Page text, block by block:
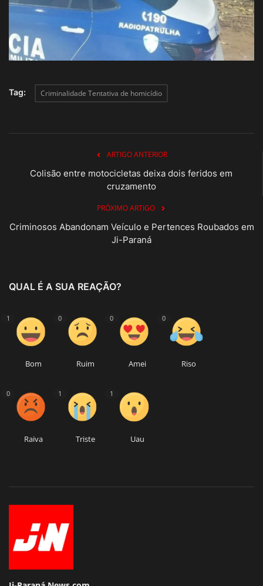
Tag: Criminalidade Tentativa de homicídio
ARTIGO ANTERIOR
Colisão entre motocicletas deixa dois feridos em
cruzamento
PRÓXIMO ARTIGO
Criminosos Abandonam Veículo e Pertences Roubados em
Ji-Paraná
QUAL É A SUA REAÇÃO?
1
Bom
0
Ruim
0
Amei
0
Riso
0
Raiva
1
Triste
1
Uau